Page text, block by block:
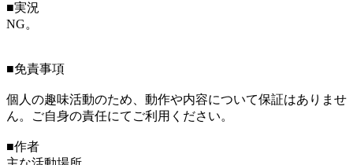
■実況
NG。
■免責事項
個人の趣味活動のため、動作や内容について保証はありませ
ん。ご自身の責任にてご利用ください。
■作者